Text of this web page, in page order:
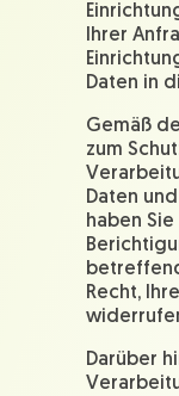
Ihrer
Daten in
Gemäß
zum
Daten
haben
Recht,
Darüber